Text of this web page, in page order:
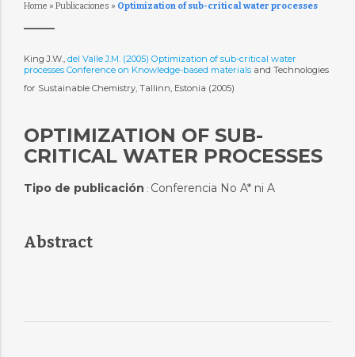
Home » Publicaciones » Optimization of sub-critical water processes
King J.W., del Valle J.M. (2005) Optimization of sub-critical water
processes Conference on Knowledge-based materialsand Technologies
for Sustainable Chemistry, Tallinn, Estonia (2005)
OPTIMIZATION OF SUB-
CRITICAL WATER PROCESSES
Tipo de publicación : Conferencia No A* ni A
Abstract